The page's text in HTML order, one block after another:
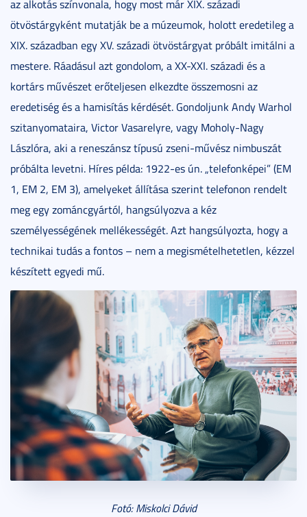
az alkotás színvonala, hogy most már XIX. századi
ötvöstárgyként mutatják be a múzeumok, holott eredetileg a
XIX. században egy XV. századi ötvöstárgyat próbált imitálni a
mestere. Ráadásul azt gondolom, a XX-XXI. századi és a
kortárs művészet erőteljesen elkezdte összemosni az
eredetiség és a hamisítás kérdését. Gondoljunk Andy Warhol
szitanyomataira, Victor Vasarelyre, vagy Moholy-Nagy
Lászlóra, aki a reneszánsz típusú zseni-művész nimbuszát
próbálta levetni. Híres példa: 1922-es ún. „telefonképei” (EM
1, EM 2, EM 3), amelyeket állítása szerint telefonon rendelt
meg egy zománcgyártól, hangsúlyozva a kéz
személyességének mellékességét. Azt hangsúlyozta, hogy a
technikai tudás a fontos – nem a megismételhetetlen, kézzel
készített egyedi mű.
Fotó: Miskolci Dávid